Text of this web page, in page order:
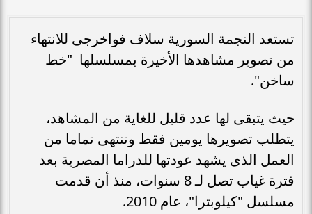
تستعد النجمة السورية سلاف فواخرجى للانتهاء
من تصوير مشاهدها الأخيرة بمسلسلها "خط
ساخن".
حيث يتبقى لها عدد قليل للغاية من المشاهد،
يتطلب تصويرها يومين فقط وتنتهى تماما من
العمل الذى يشهد عودتها للدراما المصرية بعد
فترة غياب تصل لـ 8 سنوات، منذ أن قدمت
مسلسل "كيلوبترا"، عام 2010.